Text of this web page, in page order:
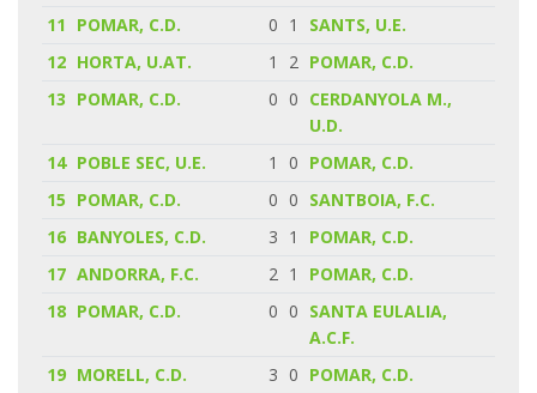
11 POMAR, C.D. 0 1
SANTS, U.E.
12 HORTA, U.AT. 1 2 POMAR, C.D.
13 POMAR, C.D. 0 0 CERDANYOLA M.,
U.D.
14 POBLE SEC, U.E. 1 0 POMAR, C.D.
15 POMAR, C.D. 0 0 SANTBOIA, F.C.
16 BANYOLES, C.D. 3 1
POMAR, C.D.
17 ANDORRA, F.C. 2 1
POMAR, C.D.
18 POMAR, C.D. 0 0 SANTA EULALIA,
A.C.F.
19 MORELL, C.D. 3 0 POMAR, C.D.